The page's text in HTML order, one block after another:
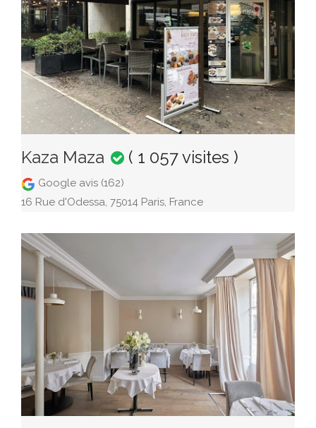
Kaza Maza ( 1 057 visites )
Google avis (162)
16 Rue d'Odessa, 75014 Paris, France